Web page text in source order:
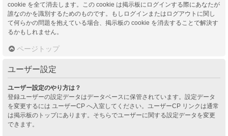
cookie を全て消去します。この cookie は掲示板にログインする際にあなたが
誰なのかを識別するためのものです。もしログインまたはログアウトに関し
て何らかの問題を抱えている場合、掲示板の cookie を消去することで解決す
るかもしれません。
ページトップ
ユーザー設定
ユーザー設定のやり方は？
登録ユーザーの設定データはデータベースに保管されています。設定データ
を変更するには ユーザーCP へ入室してください。ユーザーCP リンクは通常
は掲示板のトップにあります。そちらでユーザーに関する設定データを変更
できます。